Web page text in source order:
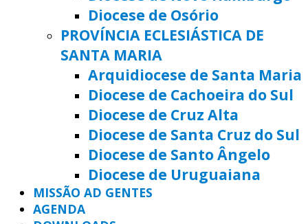
Diocese de Osório
PROVÍNCIA ECLESIÁSTICA DE
SANTA MARIA
Arquidiocese de Santa Maria
Diocese de Cachoeira do Sul
Diocese de Cruz Alta
Diocese de Santa Cruz do Sul
Diocese de Santo Ângelo
Diocese de Uruguaiana
MISSÃO AD GENTES
AGENDA